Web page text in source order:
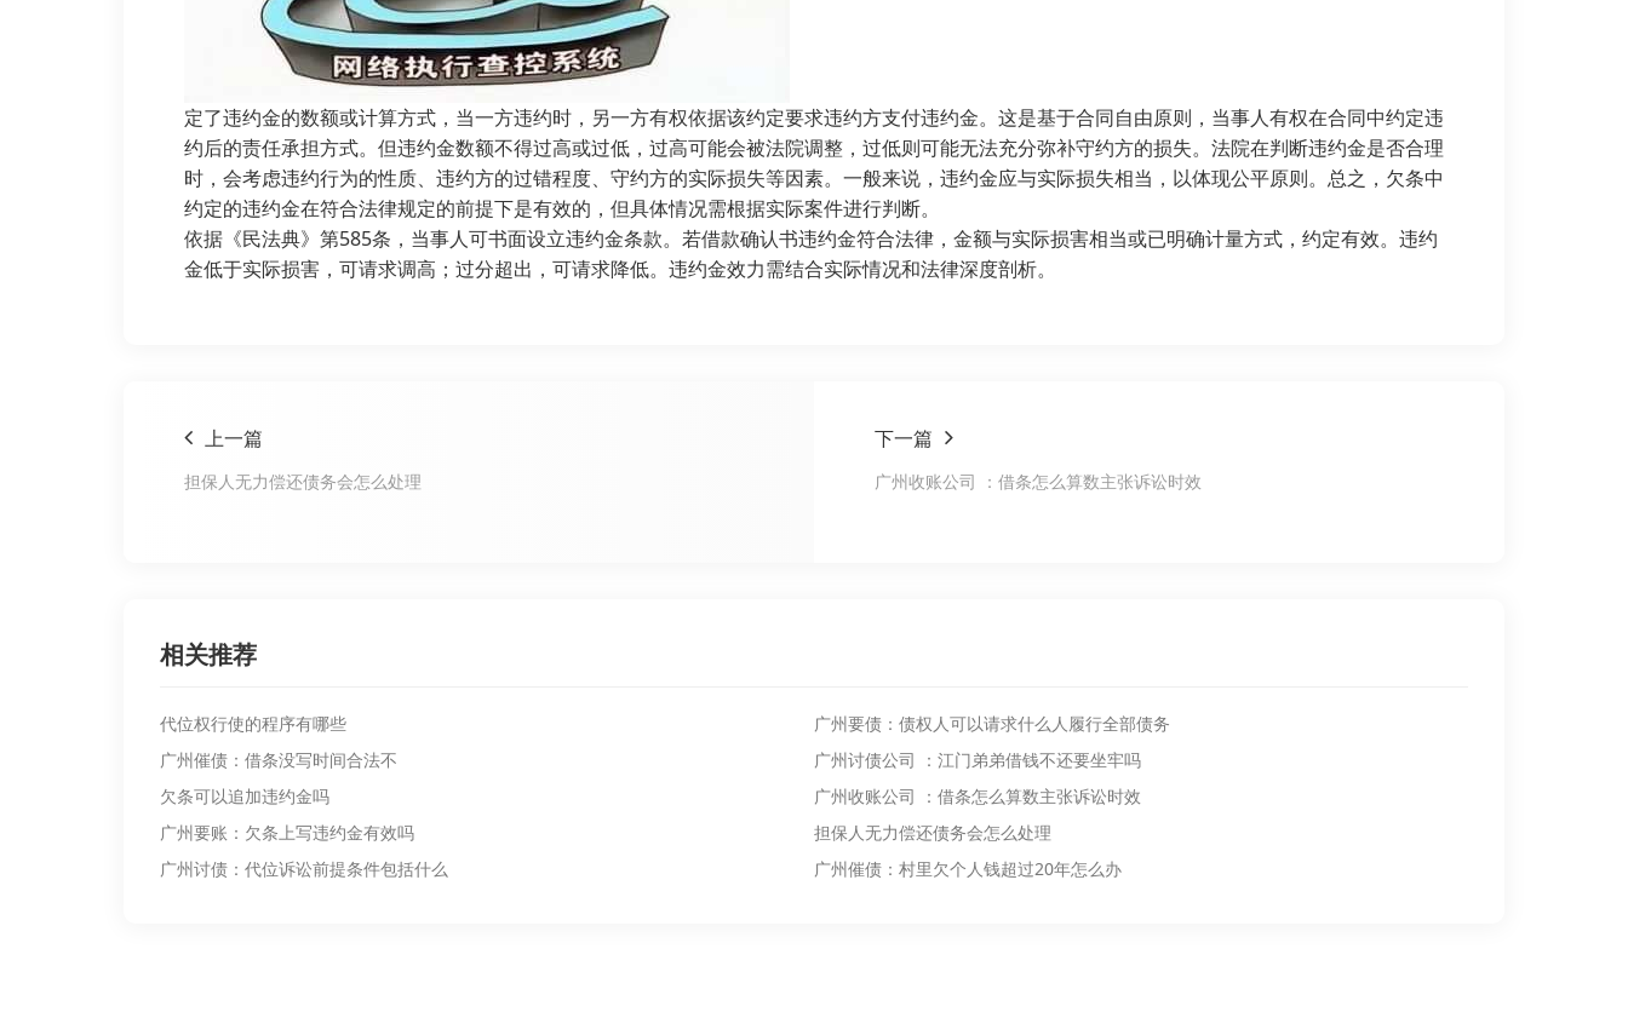
定了违约金的数额或计算方式，当一方违约时，另一方有权依据该约定要求违约方支付违约金。这是基于合同自由原则，当事人有权在合同中约定违
约后的责任承担方式。但违约金数额不得过高或过低，过高可能会被法院调整，过低则可能无法充分弥补守约方的损失。法院在判断违约金是否合理
时，会考虑违约行为的性质、违约方的过错程度、守约方的实际损失等因素。一般来说，违约金应与实际损失相当，以体现公平原则。总之，欠条中
约定的违约金在符合法律规定的前提下是有效的，但具体情况需根据实际案件进行判断。
依据《民法典》第585条，当事人可书面设立违约金条款。若借款确认书违约金符合法律，金额与实际损害相当或已明确计量方式，约定有效。违约
金低于实际损害，可请求调高；过分超出，可请求降低。违约金效力需结合实际情况和法律深度剖析。
上一篇
担保人无力偿还债务会怎么处理
下一篇
广州收账公司 ：借条怎么算数主张诉讼时效
相关推荐
代位权行使的程序有哪些
广州要债：债权人可以请求什么人履行全部债务
广州催债：借条没写时间合法不
广州讨债公司 ：江门弟弟借钱不还要坐牢吗
欠条可以追加违约金吗
广州收账公司 ：借条怎么算数主张诉讼时效
广州要账：欠条上写违约金有效吗
担保人无力偿还债务会怎么处理
广州讨债：代位诉讼前提条件包括什么
广州催债：村里欠个人钱超过20年怎么办